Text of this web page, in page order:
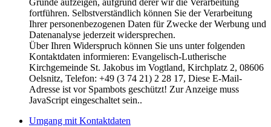
Gründe aufzeigen, aufgrund derer wir die Verarbeitung
fortführen. Selbstverständlich können Sie der Verarbeitung
Ihrer personenbezogenen Daten für Zwecke der Werbung und
Datenanalyse jederzeit widersprechen.
Über Ihren Widerspruch können Sie uns unter folgenden
Kontaktdaten informieren: Evangelisch-Lutherische
Kirchgemeinde St. Jakobus im Vogtland, Kirchplatz 2, 08606
Oelsnitz, Telefon: +49 (3 74 21) 2 28 17, Diese E-Mail-
Adresse ist vor Spambots geschützt! Zur Anzeige muss
JavaScript eingeschaltet sein..
Umgang mit Kontaktdaten